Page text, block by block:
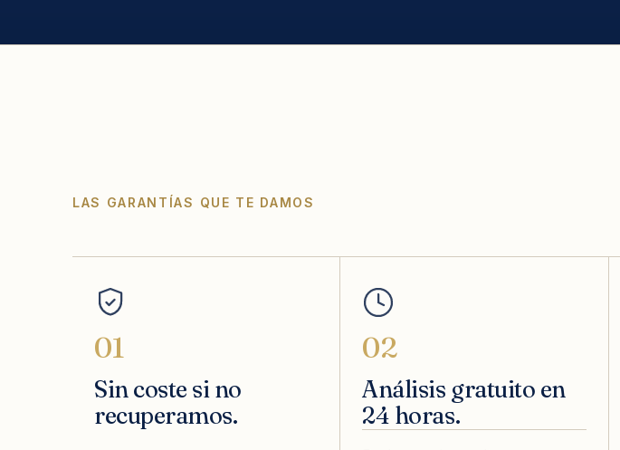
LAS GARANTÍAS QUE TE DAMOS
01
Sin coste si no
recuperamos.
02
Análisis gratuito en
24 horas.